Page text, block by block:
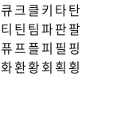
큐크클키 타탄
티 틴 팀파판팔
퓨프플피 필 핑
화환황회 획 횡